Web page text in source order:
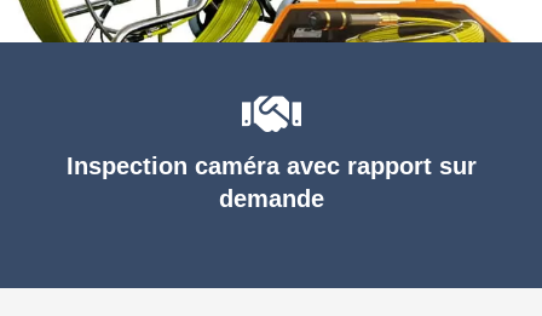
Inspection caméra avec rapport sur
demande